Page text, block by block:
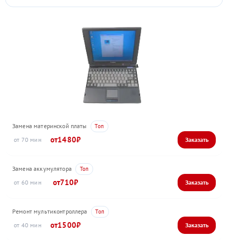
Замена материнской платы
70
1480
Замена аккумулятора
60
710
Ремонт мультиконтроллера
40
1500